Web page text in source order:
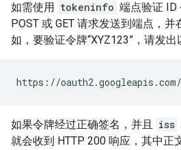
如需使用 tokeninfo 端点验证 ID
POST 或 GET 请求发送到端点，并
如，要验证令牌“XYZ123”，请发出
https://
如果令牌经过正确签名，并且 iss
就会收到 HTTP 200 响应，其中正